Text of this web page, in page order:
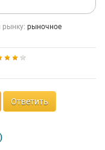
рынку: рыночное
Ответить